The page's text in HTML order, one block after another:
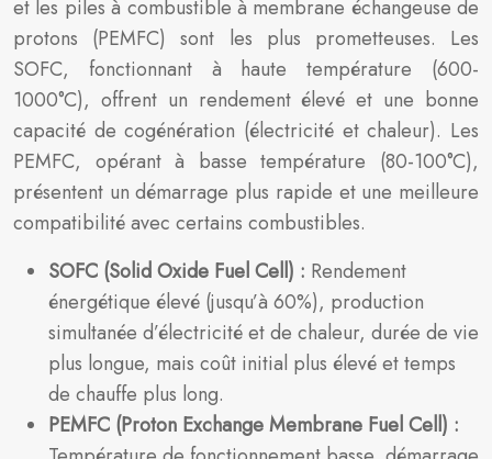
et les piles à combustible à membrane échangeuse de
protons (PEMFC) sont les plus prometteuses. Les
SOFC, fonctionnant à haute température (600-
1000°C), offrent un rendement élevé et une bonne
capacité de cogénération (électricité et chaleur). Les
PEMFC, opérant à basse température (80-100°C),
présentent un démarrage plus rapide et une meilleure
compatibilité avec certains combustibles.
SOFC (Solid Oxide Fuel Cell) : Rendement
énergétique élevé (jusqu’à 60%), production
simultanée d’électricité et de chaleur, durée de vie
plus longue, mais coût initial plus élevé et temps
de chauffe plus long.
PEMFC (Proton Exchange Membrane Fuel Cell) :